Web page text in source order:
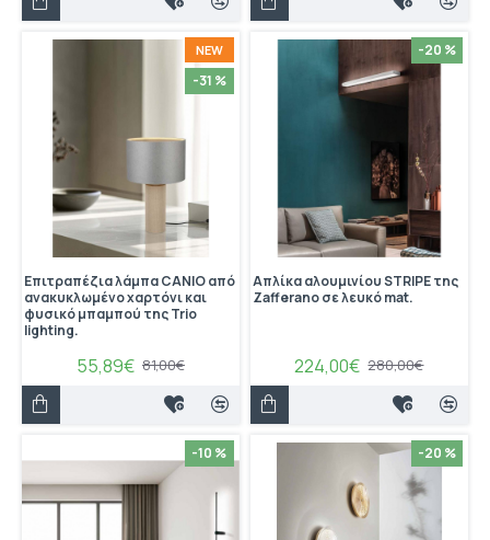
NEW
-31 %
Eπιτραπέζια λάμπα CANIO από
ανακυκλωμένο χαρτόνι και
φυσικό μπαμπού της Trio
lighting.
55,89€ 81,00€
-20 %
Απλίκα αλουμινίου STRIPE της
Ζafferano σε λευκό mat.
224,00€ 280,00€
-10 % -20 %